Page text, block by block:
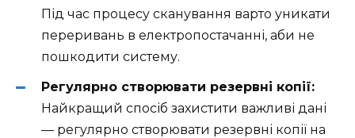
Під час процесу сканування варто уникати
переривань в електропостачанні, аби не
пошкодити систему.
Регулярно створювати резервні копії:
Найкращий спосіб захистити важливі дані
— регулярно створювати резервні копії на